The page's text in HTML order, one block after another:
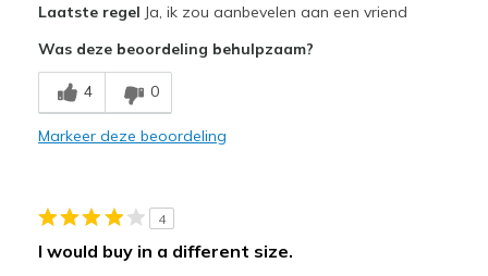
Beste toepassingen
Casual Wear
Travel
Sizing
Feels true to size
View On Shoes
Shoes are for Wearing
Laatste regel Ja, ik zou aanbevelen aan een vriend
Was deze beoordeling behulpzaam?
4 0
Markeer deze beoordeling
4
I would buy in a different size.